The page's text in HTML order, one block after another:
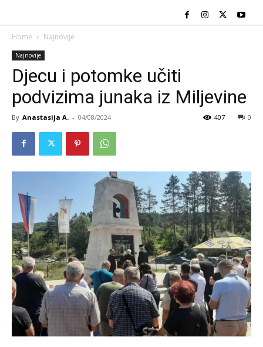
Home Najnovije
Najnovije
Djecu i potomke učiti
podvizima junaka iz Miljevine
By Anastasija A. - 04/08/2024 0
407